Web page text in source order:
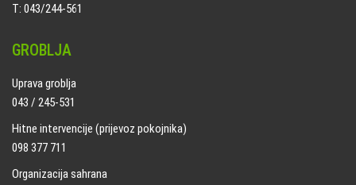
T: 043/244-561
GROBLJA
Uprava groblja
043 / 245-531
Hitne intervencije (prijevoz pokojnika)
098 377 711
Organizacija sahrana